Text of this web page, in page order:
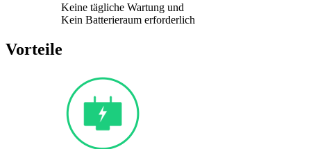
Keine tägliche Wartung und
Kein Batterieraum erforderlich
Vorteile